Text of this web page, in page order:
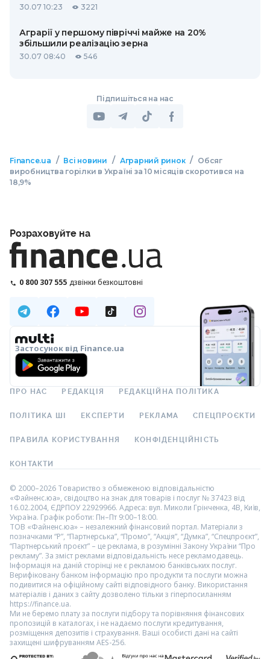
30.07 10:23 3221
Аграрії у першому півріччі майже на 20%
збільшили реалізацію зерна
30.07 08:40 546
Підпишіться на нас
Finance.ua / Всі новини / Аграрний ринок / Обсяг
виробництва горілки в Україні за 10 місяців скоротився на
18,9%
Розраховуйте на
0 800 307 555 дзвінки безкоштовні
Застосунок від Finance.ua
ПРО НАС РЕДАКЦІЯ РЕДАКЦІЙНА ПОЛІТИКА
ПОЛІТИКА ШІ ЕКСПЕРТИ РЕКЛАМА СПЕЦПРОЄКТИ
ПРАВИЛА КОРИСТУВАННЯ КОНФІДЕНЦІЙНІСТЬ
КОНТАКТИ
© 2000–2026 Товариство з обмеженою відповідальністю
«Файненс.юа», свідоцтво на знак для товарів і послуг № 37423 від
16.02.2004, ЄДРПОУ 22929966. Адреса: вул. Миколи Грінченка, 4В, Київ,
Україна. Графік роботи: Пн–Пт 9:00–18:00.
ТОВ «Файненс.юа» – незалежний фінансовий портал. Матеріали з
позначками “Р”, “Партнерська”, “Промо”, “Акція”, “Думка”, “Спецпроєкт”,
“Партнерський проєкт” – це реклама, в розумінні Закону України “Про
рекламу”. За зміст реклами відповідальність несе рекламодавець.
Інформація на даній сторінці не є рекламою банківських послуг.
Верифіковану банком інформацію про продукти та послуги можна
подивитися на офіційному сайті відповідного банку. Використання
матеріалів і даних з сайту дозволено тільки з гіперпосиланням
https://finance.ua.
Ми не беремо плату за послуги підбору та порівняння фінансових
пропозицій в каталогах, і не надаємо послуги кредитування,
розміщення депозитів і страхування. Ваші особисті дані на сайті
захищені шифруванням AES-256.